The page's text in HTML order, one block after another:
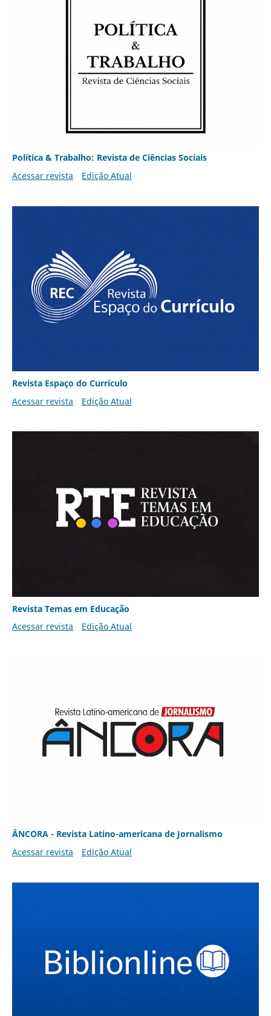
Política & Trabalho: Revista de Ciências Sociais
Acessar revista
Edição Atual
Revista Espaço do Currículo
Acessar revista
Edição Atual
Revista Temas em Educação
Acessar revista
Edição Atual
ÂNCORA - Revista Latino-americana de Jornalismo
Acessar revista
Edição Atual